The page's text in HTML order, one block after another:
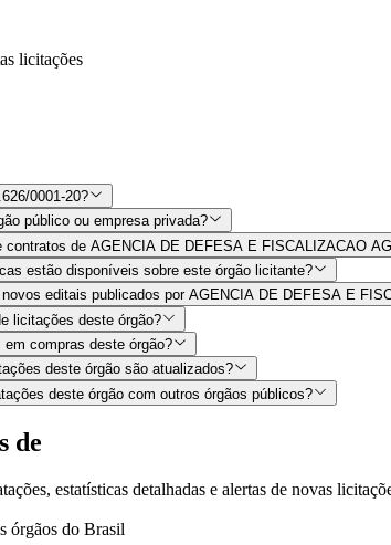
licitações
0001-20?
público ou empresa privada?
de AGENCIA DE DEFESA E FISCALIZACAO
estão disponíveis sobre este órgão licitante?
editais publicados por AGENCIA DE DEFESA E
licitações deste órgão?
compras deste órgão?
deste órgão são atualizados?
deste órgão com outros órgãos públicos?
de
estatísticas detalhadas e alertas de novas
órgãos do Brasil